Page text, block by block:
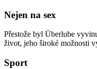
Nejen na sex
Přestože byl Überlube
život, jeho široké možnosti
Sport